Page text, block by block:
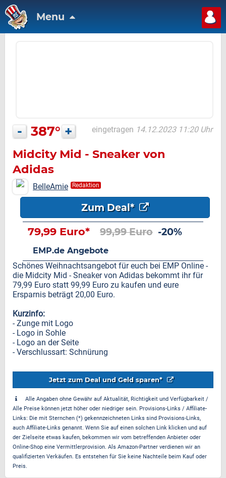
Menu
- 387° + eingetragen 14.12.2023 11:20 Uhr
Midcity Mid - Sneaker von
Adidas
BelleAmie Redaktion
Zum Deal*
79,99 Euro* 99,99 Euro -20%
EMP.de Angebote
Schönes Weihnachtsangebot für euch bei EMP Online -
die Midcity Mid - Sneaker von Adidas bekommt ihr für
79,99 Euro statt 99,99 Euro zu kaufen und eure
Ersparnis beträgt 20,00 Euro.
Kurzinfo:
- Zunge mit Logo
- Logo in Sohle
- Logo an der Seite
- Verschlussart: Schnürung
Jetzt zum Deal und Geld sparen*
Alle Angaben ohne Gewähr auf Aktualität, Richtigkeit und Verfügbarkeit /
Alle Preise können jetzt höher oder niedriger sein. Provisions-Links / Affiliate-
Links: Die mit Sternchen (*) gekennzeichneten Links sind Provisions-Links,
auch Affiliate-Links genannt. Wenn Sie auf einen solchen Link klicken und auf
der Zielseite etwas kaufen, bekommen wir vom betreffenden Anbieter oder
Online-Shop eine Vermittlerprovision. Als Amazon-Partner verdienen wir an
qualifizierten Verkäufen. Es entstehen für Sie keine Nachteile beim Kauf oder
Preis.